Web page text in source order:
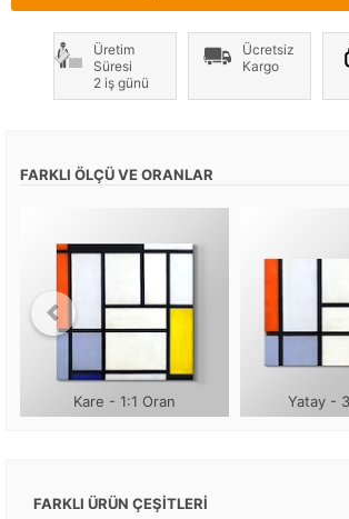
Üretim
Süresi
2 iş günü
Ücretsiz
Kargo
FARKLI ÖLÇÜ VE ORANLAR
Kare - 1:1 Oran Yatay -
FARKLI ÜRÜN ÇEŞİTLERİ